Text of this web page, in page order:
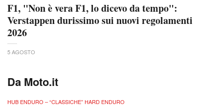
F1, "Non è vera F1, lo dicevo da tempo":
Verstappen durissimo sui nuovi regolamenti
2026
5 AGOSTO
Da Moto.it
HUB ENDURO – “CLASSICHE” HARD ENDURO